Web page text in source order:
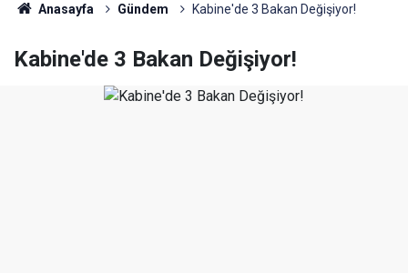
Anasayfa Gündem Kabine'de 3 Bakan Değişiyor!
Kabine'de 3 Bakan Değişiyor!